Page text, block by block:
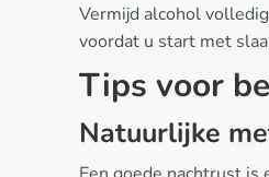
Vermijd alcohol
voordat u start met
Tips voor
Natuurlijke